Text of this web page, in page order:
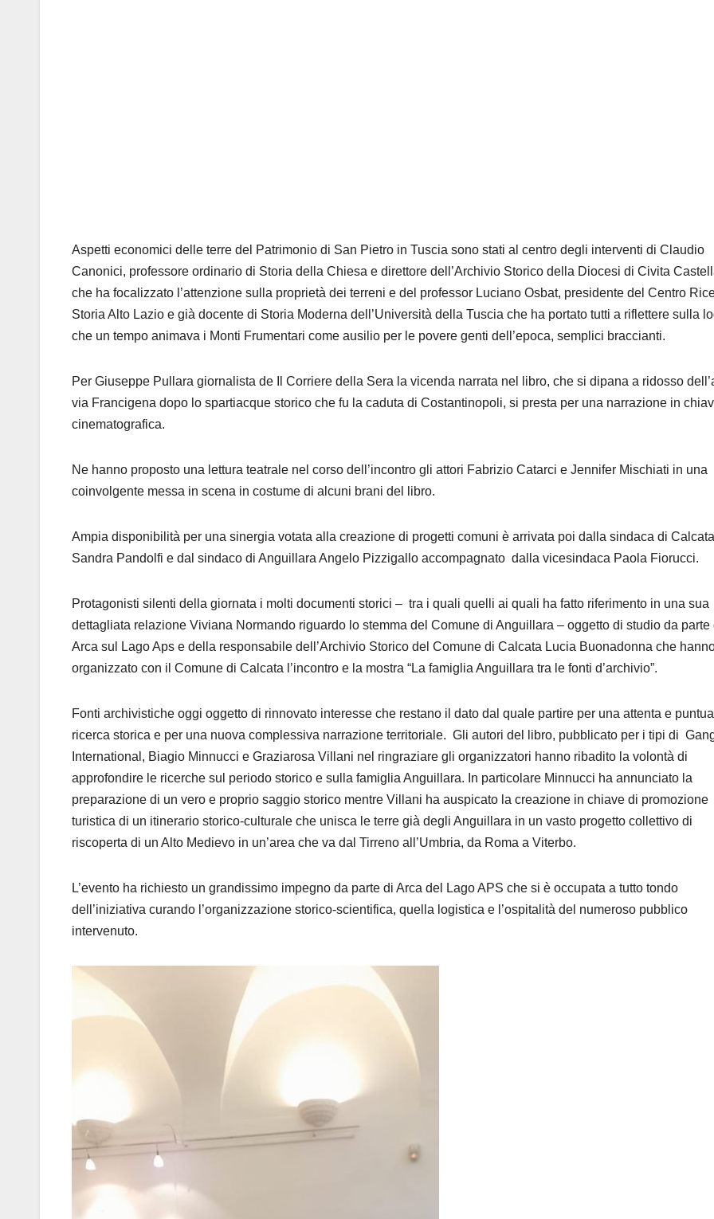
Aspetti economici delle terre del Patrimonio di San Pietro in Tuscia sono stati al centro degli interventi di Claudio
Canonici, professore ordinario di Storia della Chiesa e direttore dell’Archivio Storico della Diocesi di Civita
che ha focalizzato l’attenzione sulla proprietà dei terreni e del professor Luciano Osbat, presidente del Centro
Storia Alto Lazio e già docente di Storia Moderna dell’Università della Tuscia che ha portato tutti a riflettere sulla
che un tempo animava i Monti Frumentari come ausilio per le povere genti dell’epoca, semplici braccianti.
Per Giuseppe Pullara giornalista de Il Corriere della Sera la vicenda narrata nel libro, che si dipana a ridosso
via Francigena dopo lo spartiacque storico che fu la caduta di Costantinopoli, si presta per una narrazione in
cinematografica.
Ne hanno proposto una lettura teatrale nel corso dell’incontro gli attori Fabrizio Catarci e Jennifer Mischiati in una
coinvolgente messa in scena in costume di alcuni brani del libro.
Ampia disponibilità per una sinergia votata alla creazione di progetti comuni è arrivata poi dalla sindaca di Calcata
Sandra Pandolfi e dal sindaco di Anguillara Angelo Pizzigallo accompagnato dalla vicesindaca Paola Fiorucci.
Protagonisti silenti della giornata i molti documenti storici – tra i quali quelli ai quali ha fatto riferimento in una sua
dettagliata relazione Viviana Normando riguardo lo stemma del Comune di Anguillara – oggetto di studio da parte
Arca sul Lago Aps e della responsabile dell’Archivio Storico del Comune di Calcata Lucia Buonadonna che
organizzato con il Comune di Calcata l’incontro e la mostra “La famiglia Anguillara tra le fonti d’archivio”.
Fonti archivistiche oggi oggetto di rinnovato interesse che restano il dato dal quale partire per una attenta e
ricerca storica e per una nuova complessiva narrazione territoriale. Gli autori del libro, pubblicato per i tipi di
International, Biagio Minnucci e Graziarosa Villani nel ringraziare gli organizzatori hanno ribadito la volontà di
approfondire le ricerche sul periodo storico e sulla famiglia Anguillara. In particolare Minnucci ha annunciato la
preparazione di un vero e proprio saggio storico mentre Villani ha auspicato la creazione in chiave di promozione
turistica di un itinerario storico-culturale che unisca le terre già degli Anguillara in un vasto progetto collettivo di
riscoperta di un Alto Medievo in un’area che va dal Tirreno all’Umbria, da Roma a Viterbo.
L’evento ha richiesto un grandissimo impegno da parte di Arca del Lago APS che si è occupata a tutto tondo
dell’iniziativa curando l’organizzazione storico-scientifica, quella logistica e l’ospitalità del numeroso pubblico
intervenuto.